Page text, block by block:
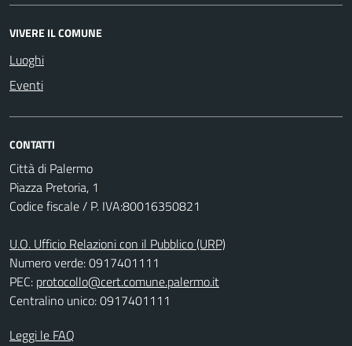
VIVERE IL COMUNE
Luoghi
Eventi
CONTATTI
Città di Palermo
Piazza Pretoria, 1
Codice fiscale / P. IVA:80016350821
U.O. Ufficio Relazioni con il Pubblico (URP)
Numero verde: 0917401111
PEC: protocollo@cert.comune.palermo.it
Centralino unico: 0917401111
Leggi le FAQ